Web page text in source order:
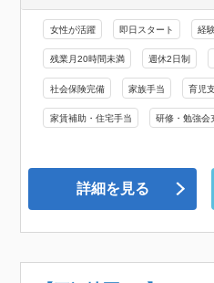
女性が活躍 即日スタート 経
残業月20時間未満 週休2日制
社会保険完備 家族手当 育児
家賃補助・住宅手当 研修・勉強会
詳細を見る